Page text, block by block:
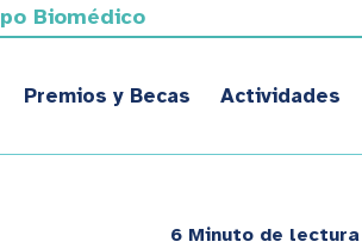
Biomédico
Premios y Becas Actividades
6 Minuto de lectura